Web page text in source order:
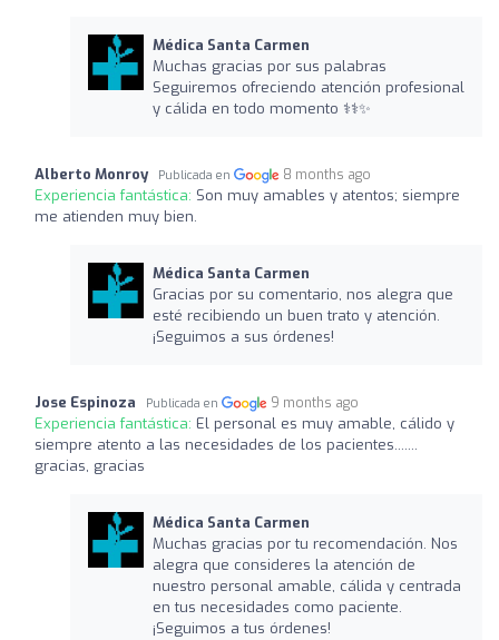
Médica Santa Carmen
Muchas gracias por sus palabras
Seguiremos ofreciendo atención profesional
y cálida en todo momento ‍⚕️‍⚕️✨
Alberto Monroy Publicada en 8 months ago
Experiencia fantástica: Son muy amables y atentos; siempre
me atienden muy bien.
Médica Santa Carmen
Gracias por su comentario, nos alegra que
esté recibiendo un buen trato y atención.
¡Seguimos a sus órdenes!
Jose Espinoza Publicada en 9 months ago
Experiencia fantástica: El personal es muy amable, cálido y
siempre atento a las necesidades de los pacientes.......
gracias, gracias
Médica Santa Carmen
Muchas gracias por tu recomendación. Nos
alegra que consideres la atención de
nuestro personal amable, cálida y centrada
en tus necesidades como paciente.
¡Seguimos a tus órdenes!